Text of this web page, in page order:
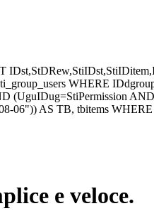
WHERE
06")) AS TB, tbitems
e veloce.